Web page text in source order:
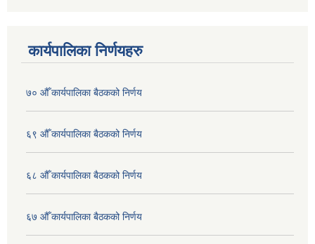
कार्यपालिका निर्णयहरु
७० औँ कार्यपालिका बैठकको निर्णय
६९ औँ कार्यपालिका बैठकको निर्णय
६८ औँ कार्यपालिका बैठकको निर्णय
६७ औँ कार्यपालिका बैठकको निर्णय